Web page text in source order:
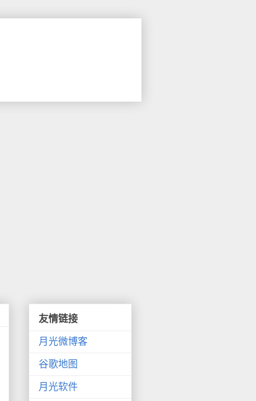
友情链接
月光微博客
谷歌地图
月光软件